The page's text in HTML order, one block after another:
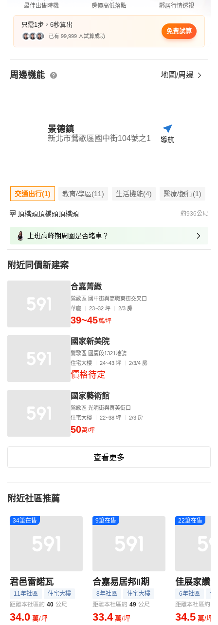
最佳出售時機 房價高低落點 鄰居行情透視
只需1步，6秒算出
已有 99,999 人試算成功
免費試算
周邊機能 地圖/周邊
景德鎮
新北市鶯歌區國中街104號之1 導航
交通出行(1) 教育/學區(11) 生活機能(4) 醫療/銀行(1)
頂橋頭頂橋頭頂橋頭 約936公尺
上班高峰期周圍是否堵車？
附近同價新建案
合嘉菁緻
鶯歌區 國中街與高職東街交叉口
華廈
23~32 坪 2/3 房
39~45萬/坪
國家新美院
鶯歌區 國慶段1321地號
住宅大樓
24~43 坪 2/3/4 房
價格待定
國家藝術館
鶯歌區 光明街與育英街口
住宅大樓
22~38 坪 2/3 房
50萬/坪
查看更多
附近社區推薦
34筆在售
君邑雷諾瓦
11年社區
住宅大樓
距離本社區約 40 公尺
34.0 萬/坪
9筆在售
合嘉易居邦‖期
8年社區
住宅大樓
距離本社區約 49 公尺
33.4 萬/坪
22筆在售
佳展家讚
6年社區
住
距離本社區約
34.5 萬/坪